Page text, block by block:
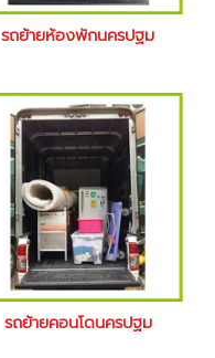
รถย้ายห้องพักนครปฐม
รถย้ายคอนโดนครปฐม